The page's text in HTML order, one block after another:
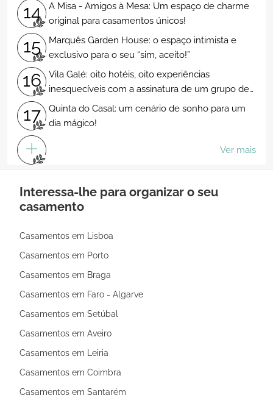
14
A Misa - Amigos à Mesa: Um espaço de charme
original para casamentos únicos!
15
Marquês Garden House: o espaço intimista e
exclusivo para o seu “sim, aceito!”
16
Vila Galé: oito hotéis, oito experiências
inesquecíveis com a assinatura de um grupo de
excelência
17
Quinta do Casal: um cenário de sonho para um
dia mágico!
Ver mais
Interessa-lhe para organizar o seu
casamento
Casamentos em Lisboa
Casamentos em Porto
Casamentos em Braga
Casamentos em Faro - Algarve
Casamentos em Setúbal
Casamentos em Aveiro
Casamentos em Leiria
Casamentos em Coimbra
Casamentos em Santarém